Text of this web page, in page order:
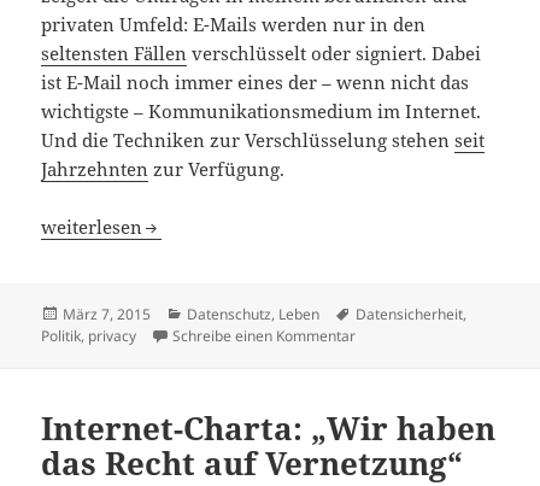
privaten Umfeld: E-Mails werden nur in den
seltensten Fällen verschlüsselt oder signiert. Dabei
ist E-Mail noch immer eines der – wenn nicht das
wichtigste – Kommunikationsmedium im Internet.
Und die Techniken zur Verschlüsselung stehenseit
Jahrzehnten zur Verfügung.
Warum verschlüsseln wir unsere Mails nicht?
weiterlesen
Veröffentlicht
am
März 7, 2015 Kategorien
Datenschutz, Leben Schlagwörter
Datensicherheit,
Politik, privacy Schreibe einen Kommentarzu Warum verschlüsseln
Internet-Charta: „Wir haben
das Recht auf Vernetzung“